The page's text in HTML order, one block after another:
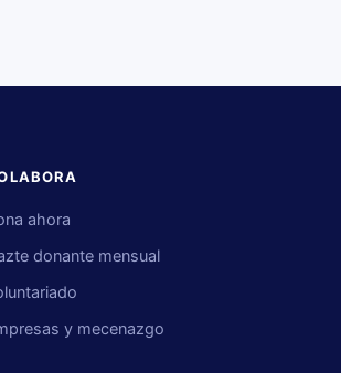
ahora
donante mensual
y mecenazgo